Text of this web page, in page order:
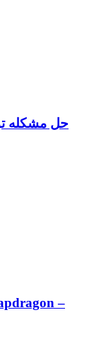
حل مشكله